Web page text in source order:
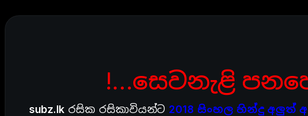
!…සෙවනැළි
subz.lk රසික රසිකාවියන්ට 2018 සිංහල හින්දු අලුත්